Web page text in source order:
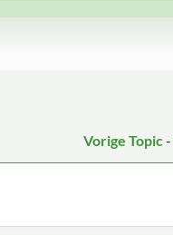
Vorige Topic -